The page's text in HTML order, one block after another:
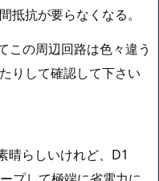
抵抗が要らなくなる。
この周辺回路は色々違う
りして確認して下さい
晴らしいけれど、D1